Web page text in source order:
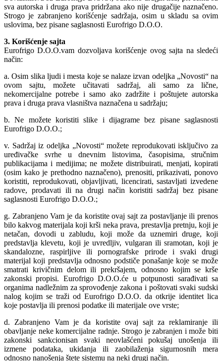
sva autorska i druga prava pridržana ako nije drugačije naznačeno.
Strogo je zabranjeno korišćenje sadržaja, osim u skladu sa ovim
uslovima, bez pisane saglasnosti Eurofrigo D.O.O.
3. Korišćenje sajta
Eurofrigo D.O.O.vam dozvoljava korišćenje ovog sajta na sledeći
način:
a. Osim slika ljudi i mesta koje se nalaze izvan odeljka „Novosti“ na
ovom sajtu, možete učitavati sadržaj, ali samo za lične,
nekomercijalne potrebe i samo ako zadržite i poštujete autorska
prava i druga prava vlasništva naznačena u sadržaju;
b. Ne možete koristiti slike i dijagrame bez pisane saglasnosti
Eurofrigo D.O.O.;
v. Sadržaj iz odeljka „Novosti“ možete reprodukovati isključivo za
uređivačke svrhe u dnevnim listovima, časopisima, stručnim
publikacijama i medijima; ne možete distribuirati, menjati, kopirati
(osim kako je prethodno naznačeno), prenositi, prikazivati, ponovo
koristiti, reprodukovati, objavljivati, licencirati, sastavljati izvedene
radove, prodavati ili na drugi način koristiti sadržaj bez pisane
saglasnosti Eurofrigo D.O.O.;
g. Zabranjeno Vam je da koristite ovaj sajt za postavljanje ili prenos
bilo kakvog materijala koji krši neka prava, prestavlja pretnju, koji je
netačan, dovodi u zabludu, koji može da uznemiri druge, koji
predstavlja klevetu, koji je uvredljiv, vulgaran ili sramotan, koji je
skandalozne, raspirljive ili pornografske prirode i svaki drugi
materijal koji predstavlja odnosno podstiče ponašanje koje se može
smatrati krivičnim delom ili prekršajem, odnosno kojim se krše
zakonski propisi. Eurofrigo D.O.O.će u potpunosti sarađivati sa
organima nadležnim za sprovođenje zakona i poštovati svaki sudski
nalog kojim se traži od Eurofrigo D.O.O. da otkrije identitet lica
koje postavlja ili prenosi podatke ili materijale ove vrste;
d. Zabranjeno Vam je da koristite ovaj sajt za reklamiranje ili
obavljanje neke komercijalne radnje. Strogo je zabranjen i može biti
zakonski sankcionisan svaki neovlašćeni pokušaj unošenja ili
izmene podataka, ukidanja ili zaobilaženja sigurnosnih mera
odnosno nanošenja štete sistemu na neki drugi način.